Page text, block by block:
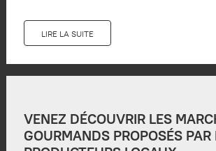
LIRE LA SUITE
VENEZ DÉCOUVRIR LES
GOURMANDS PROPOSÉS PAR